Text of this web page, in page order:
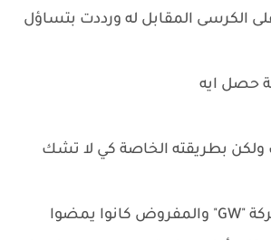
الكرسى المقابل له ورددت بتساؤل
حصل ايه
بطريقته الخاصة كي لا تشك
- كان متفق مع شركة "GW" والمفروض كانوا يمضوا